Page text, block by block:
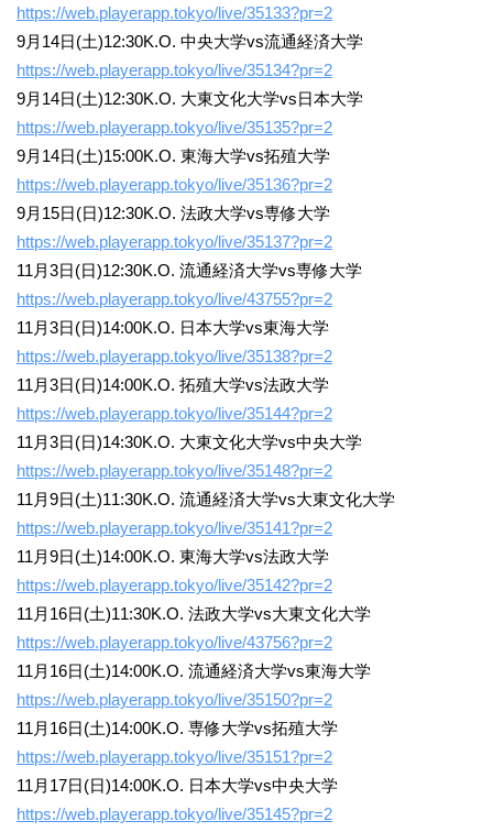
https://web.playerapp.tokyo/live/35133?pr=2
9月14日(土)12:30K.O. 中央大学vs流通経済大学
https://web.playerapp.tokyo/live/35134?pr=2
9月14日(土)12:30K.O. 大東文化大学vs日本大学
https://web.playerapp.tokyo/live/35135?pr=2
9月14日(土)15:00K.O. 東海大学vs拓殖大学
https://web.playerapp.tokyo/live/35136?pr=2
9月15日(日)12:30K.O. 法政大学vs専修大学
https://web.playerapp.tokyo/live/35137?pr=2
11月3日(日)12:30K.O. 流通経済大学vs専修大学
https://web.playerapp.tokyo/live/43755?pr=2
11月3日(日)14:00K.O. 日本大学vs東海大学
https://web.playerapp.tokyo/live/35138?pr=2
11月3日(日)14:00K.O. 拓殖大学vs法政大学
https://web.playerapp.tokyo/live/35144?pr=2
11月3日(日)14:30K.O. 大東文化大学vs中央大学
https://web.playerapp.tokyo/live/35148?pr=2
11月9日(土)11:30K.O. 流通経済大学vs大東文化大学
https://web.playerapp.tokyo/live/35141?pr=2
11月9日(土)14:00K.O. 東海大学vs法政大学
https://web.playerapp.tokyo/live/35142?pr=2
11月16日(土)11:30K.O. 法政大学vs大東文化大学
https://web.playerapp.tokyo/live/43756?pr=2
11月16日(土)14:00K.O. 流通経済大学vs東海大学
https://web.playerapp.tokyo/live/35150?pr=2
11月16日(土)14:00K.O. 専修大学vs拓殖大学
https://web.playerapp.tokyo/live/35151?pr=2
11月17日(日)14:00K.O. 日本大学vs中央大学
https://web.playerapp.tokyo/live/35145?pr=2